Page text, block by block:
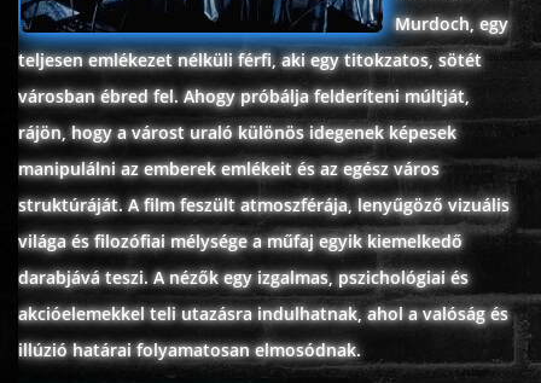
PC-GAME
Murdoch, egy
teljesen emlékezet nélküli férfi, aki egy titokzatos, sötét
városban ébred fel. Ahogy próbálja felderíteni múltját,
rájön, hogy a várost uraló különös idegenek képesek
manipulálni az emberek emlékeit és az egész város
struktúráját. A film feszült atmoszférája, lenyűgöző vizuális
világa és filozófiai mélysége a műfaj egyik kiemelkedő
darabjává teszi. A nézők egy izgalmas, pszichológiai és
akcióelemekkel teli utazásra indulhatnak, ahol a valóság és
illúzió határai folyamatosan elmosódnak.